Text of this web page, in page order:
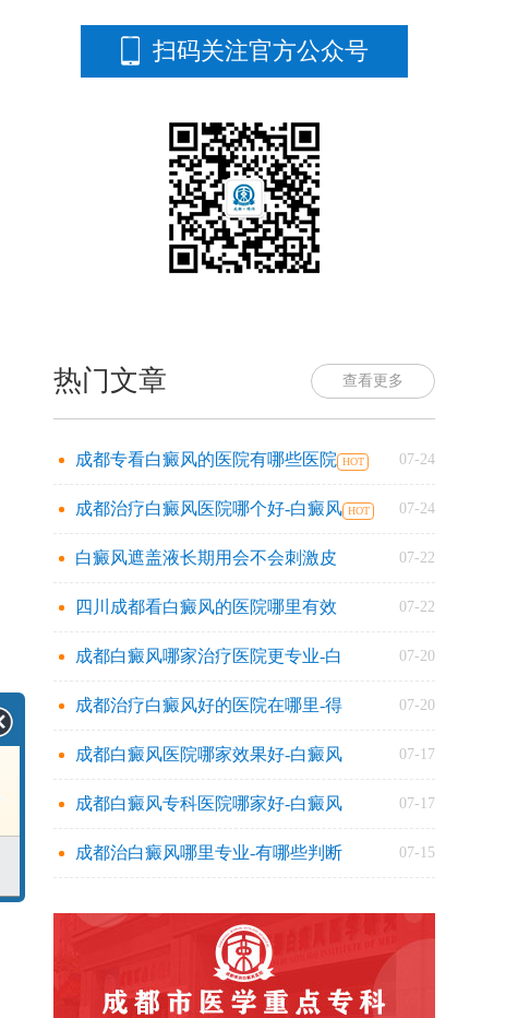
扫码关注官方公众号
热门文章 查看更多
成都专看白癜风的医院有哪些医院 07-24
成都治疗白癜风医院哪个好-白癜风 07-24
白癜风遮盖液长期用会不会刺激皮 07-22
四川成都看白癜风的医院哪里有效 07-22
成都白癜风哪家治疗医院更专业-白 07-20
成都治疗白癜风好的医院在哪里-得 07-20
成都白癜风医院哪家效果好-白癜风 07-17
成都白癜风专科医院哪家好-白癜风 07-17
成都治白癜风哪里专业-有哪些判断 07-15